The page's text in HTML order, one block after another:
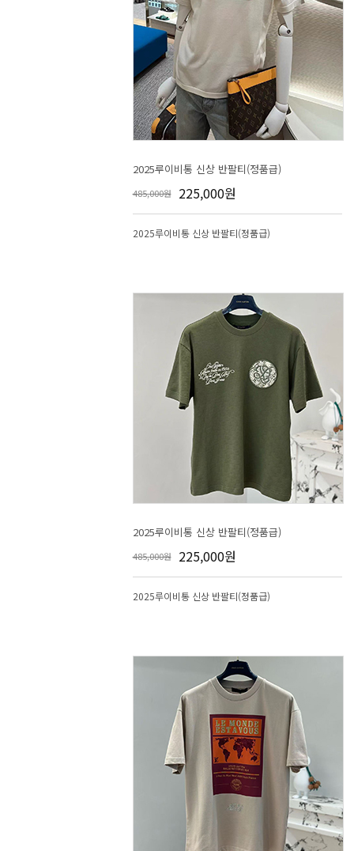
2025루이비통 신상 반팔티(정품급)
485,000원 225,000원
2025루이비통 신상 반팔티(정품급)
2025루이비통 신상 반팔티(정품급)
485,000원 225,000원
2025루이비통 신상 반팔티(정품급)